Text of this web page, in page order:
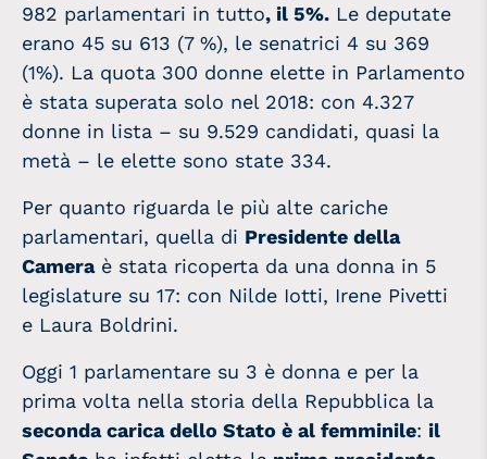
982 parlamentari in tutto, il 5%. Le deputate
erano 45 su 613 (7 %), le senatrici 4 su 369
(1%). La quota 300 donne elette in Parlamento
è stata superata solo nel 2018: con 4.327
donne in lista – su 9.529 candidati, quasi la
metà – le elette sono state 334.
Per quanto riguarda le più alte cariche
parlamentari, quella di Presidente della
Cameraè stata ricoperta da una donna in 5
legislature su 17: con Nilde Iotti, Irene Pivetti
e Laura Boldrini.
Oggi 1 parlamentare su 3 è donna e per la
prima volta nella storia della Repubblica la
seconda carica dello Stato è al femminile: il